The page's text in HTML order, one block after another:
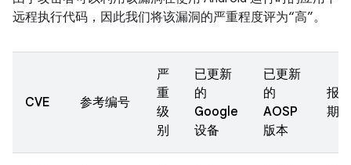
远程执行代码，因此我们将该漏洞的严重程度评为“高”。
CVE 参考编号
严
重
级
别
已更新
的
Google
设备
已更新
的
AOSP
版本
报
期